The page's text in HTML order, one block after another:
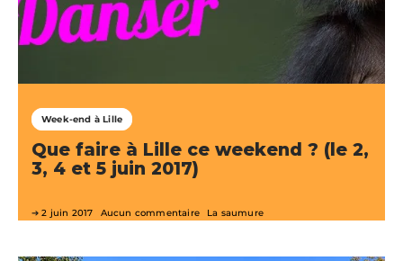
Week-end à Lille
Que faire à Lille ce weekend ? (le 2,
3, 4 et 5 juin 2017)
2 juin 2017 Aucun commentaire La saumure